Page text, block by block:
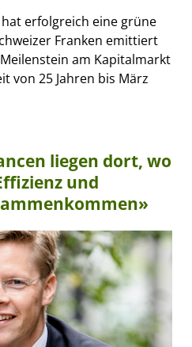
erfolgreich eine grüne
Franken emittiert
am Kapitalmarkt
von 25 Jahren bis März
liegen dort, wo
und